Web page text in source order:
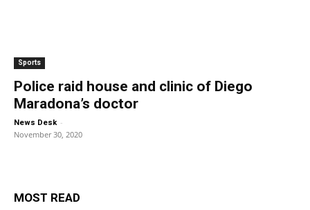
Sports
Police raid house and clinic of Diego
Maradona’s doctor
News Desk -
November 30, 2020
MOST READ